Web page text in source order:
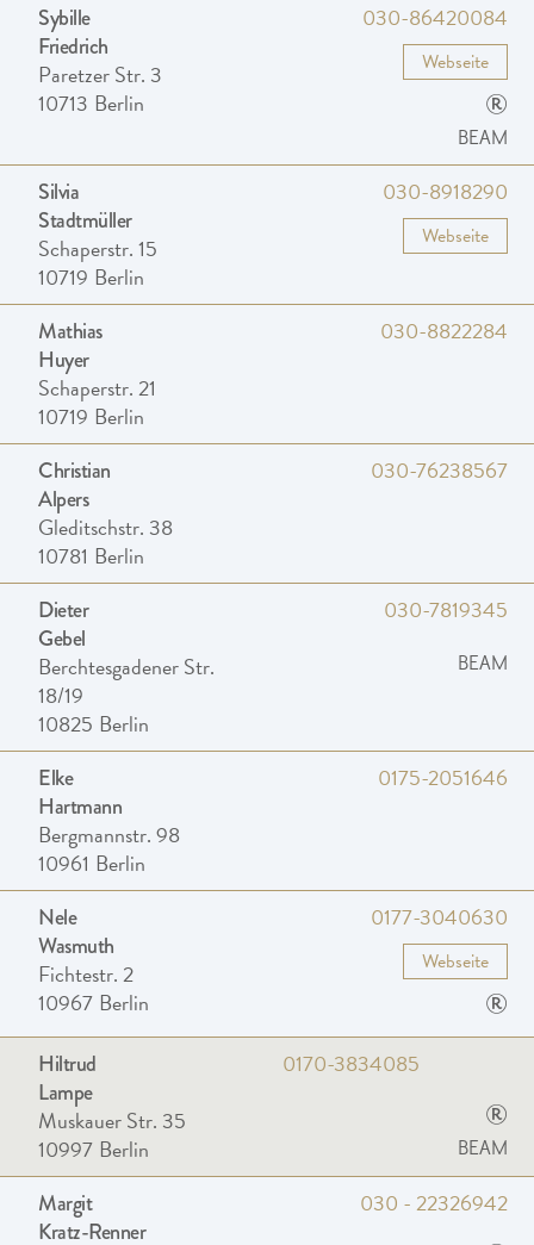
Sybille
Friedrich
Paretzer Str. 3
10713 Berlin
030-86420084
Webseite
®
BEAM
Silvia
Stadtmüller
Schaperstr. 15
10719 Berlin
030-8918290
Webseite
Mathias
Huyer
Schaperstr. 21
10719 Berlin
030-8822284
Christian
Alpers
Gleditschstr. 38
10781 Berlin
030-76238567
Dieter
Gebel
Berchtesgadener Str.
18/19
10825 Berlin
030-7819345
BEAM
Elke
Hartmann
Bergmannstr. 98
10961 Berlin
0175-2051646
Nele
Wasmuth
Fichtestr. 2
10967 Berlin
0177-3040630
Webseite
®
Hiltrud
Lampe
Muskauer Str. 35
10997 Berlin
0170-3834085
®
BEAM
Margit
Kratz-Renner
030 - 22326942